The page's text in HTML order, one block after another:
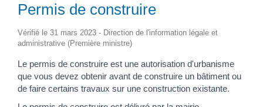
Permis de construire
Vérifié le 31 mars 2023 - Direction de l'information légale et
administrative (Première ministre)
Le permis de construire est une autorisation d'urbanisme
que vous devez obtenir avant de construire un bâtiment ou
de faire certains travaux sur une construction existante.